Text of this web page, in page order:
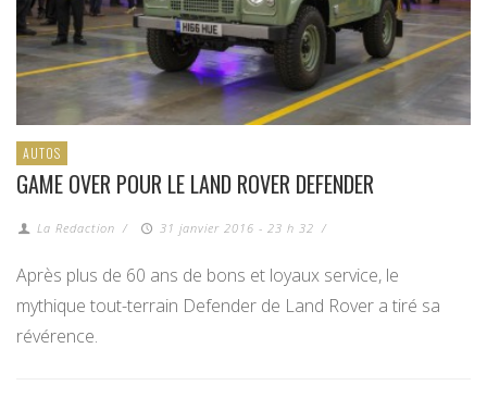
AUTOS
GAME OVER POUR LE LAND ROVER DEFENDER
La Redaction / 31 janvier 2016 - 23 h 32 /
Après plus de 60 ans de bons et loyaux service, le
mythique tout-terrain Defender de Land Rover a tiré sa
révérence.